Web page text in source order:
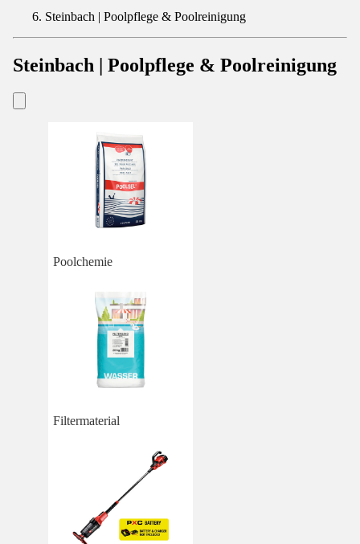
Steinbach | Poolpflege & Poolreinigung
Steinbach | Poolpflege & Poolreinigung
Poolchemie
Filtermaterial